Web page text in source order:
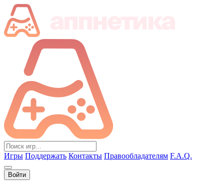
Игры Поддержать Контакты Правообладателям F.A.Q.
Войти